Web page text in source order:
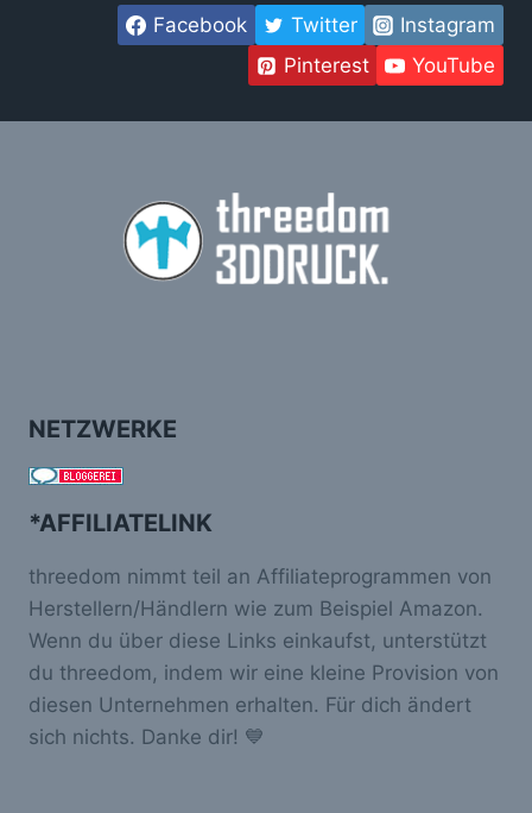
Facebook Twitter
Instagram
Pinterest
YouTube
NETZWERKE
*AFFILIATELINK
threedom nimmt teil an Affiliateprogrammen von
Herstellern/Händlern wie zum Beispiel Amazon.
Wenn du über diese Links einkaufst, unterstützt
du threedom, indem wir eine kleine Provision von
diesen Unternehmen erhalten. Für dich ändert
sich nichts. Danke dir! 💙